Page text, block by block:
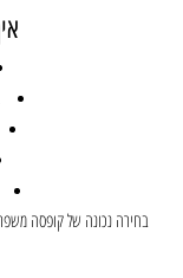
בחירה נכונה של קופסה